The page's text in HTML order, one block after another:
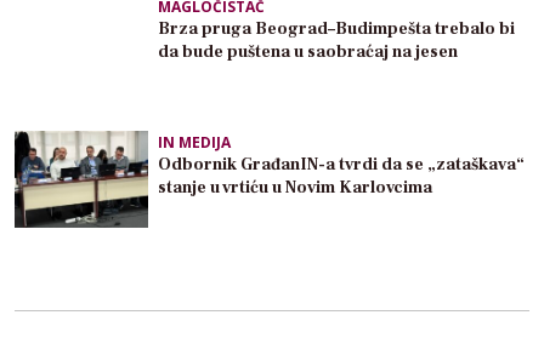
MAGLOČISTAČ
Brza pruga Beograd–Budimpešta trebalo bi
da bude puštena u saobraćaj na jesen
IN MEDIJA
Odbornik GrađanIN-a tvrdi da se „zataškava“
stanje u vrtiću u Novim Karlovcima